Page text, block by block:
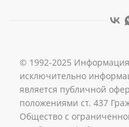
© 1992-2025
исключительно
является публичной
положениями ст. 437
Общество с